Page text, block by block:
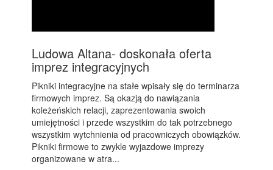
Ludowa Altana- doskonała oferta
imprez integracyjnych
Pikniki integracyjne na stałe wpisały się do terminarza
firmowych imprez. Są okazją do nawiązania
koleżeńskich relacji, zaprezentowania swoich
umiejętności i przede wszystkim do tak potrzebnego
wszystkim wytchnienia od pracowniczych obowiązków.
Pikniki firmowe to zwykle wyjazdowe imprezy
organizowane w atra...